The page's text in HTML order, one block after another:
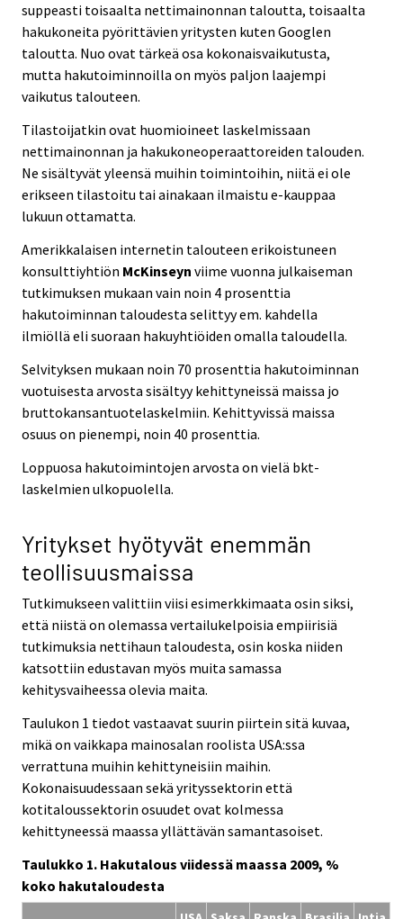
suppeasti toisaalta nettimainonnan taloutta, toisaalta
hakukoneita pyörittävien yritysten kuten Googlen
taloutta. Nuo ovat tärkeä osa kokonaisvaikutusta,
mutta hakutoiminnoilla on myös paljon laajempi
vaikutus talouteen.
Tilastoijatkin ovat huomioineet laskelmissaan
nettimainonnan ja hakukoneoperaattoreiden talouden.
Ne sisältyvät yleensä muihin toimintoihin, niitä ei ole
erikseen tilastoitu tai ainakaan ilmaistu e-kauppaa
lukuun ottamatta.
Amerikkalaisen internetin talouteen erikoistuneen
konsulttiyhtiön McKinseyn viime vuonna julkaiseman
tutkimuksen mukaan vain noin 4 prosenttia
hakutoiminnan taloudesta selittyy em. kahdella
ilmiöllä eli suoraan hakuyhtiöiden omalla taloudella.
Selvityksen mukaan noin 70 prosenttia hakutoiminnan
vuotuisesta arvosta sisältyy kehittyneissä maissa jo
bruttokansantuotelaskelmiin. Kehittyvissä maissa
osuus on pienempi, noin 40 prosenttia.
Loppuosa hakutoimintojen arvosta on vielä bkt-
laskelmien ulkopuolella.
Yritykset hyötyvät enemmän
teollisuusmaissa
Tutkimukseen valittiin viisi esimerkkimaata osin siksi,
että niistä on olemassa vertailukelpoisia empiirisiä
tutkimuksia nettihaun taloudesta, osin koska niiden
katsottiin edustavan myös muita samassa
kehitysvaiheessa olevia maita.
Taulukon 1 tiedot vastaavat suurin piirtein sitä kuvaa,
mikä on vaikkapa mainosalan roolista USA:ssa
verrattuna muihin kehittyneisiin maihin.
Kokonaisuudessaan sekä yrityssektorin että
kotitaloussektorin osuudet ovat kolmessa
kehittyneessä maassa yllättävän samantasoiset.
Taulukko 1. Hakutalous viidessä maassa 2009, %
koko hakutaloudesta